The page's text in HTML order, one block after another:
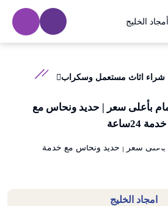
شراء اثاث مستعمل وسكراب
بأعلى سعر | حديد ونحاس مع
خدمة 24ساعة
امجاد الخليج